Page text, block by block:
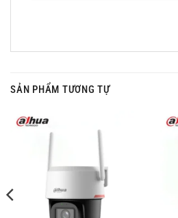
SẢN PHẨM TƯƠNG TỰ